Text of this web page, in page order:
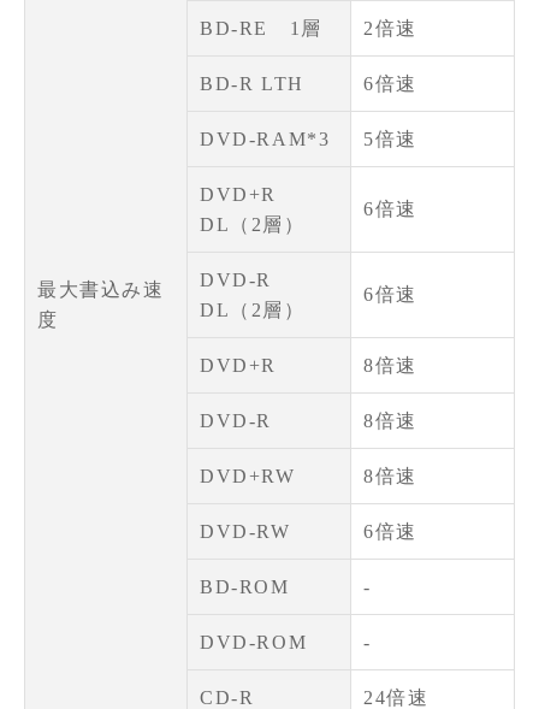
最大書込み速
度
BD-RE 1層 2倍速
BD-R LTH 6倍速
DVD-RAM*3 5倍速
DVD+R
DL（2層）
6倍速
DVD-R
DL（2層）
6倍速
DVD+R 8倍速
DVD-R 8倍速
DVD+RW 8倍速
DVD-RW 6倍速
BD-ROM -
DVD-ROM -
CD-R 24倍速